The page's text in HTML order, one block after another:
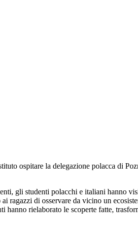
ospitare la delegazione polacca di
gli studenti polacchi e italiani hanno
ragazzi di osservare da vicino un
rielaborato le scoperte fatte,